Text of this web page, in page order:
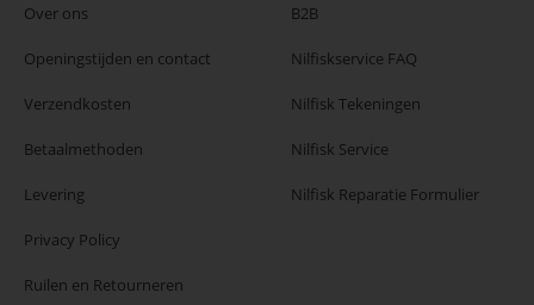
Over ons
Openingstijden en contact
Verzendkosten
Betaalmethoden
Levering
Privacy Policy
Ruilen en Retourneren
B2B
Nilfiskservice FAQ
Nilfisk Tekeningen
Nilfisk Service
Nilfisk Reparatie Formulier